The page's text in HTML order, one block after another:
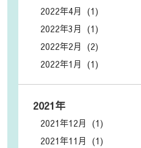
2022年4月 (1)
2022年3月 (1)
2022年2月 (2)
2022年1月 (1)
2021年
2021年12月 (1)
2021年11月 (1)